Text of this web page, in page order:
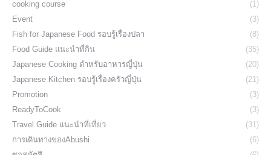
cooking course
(1)
Event
(3)
Fish for Japanese Food รอบรู้เรื่องปลา
(8)
Food Guide แนะนำที่กิน
(35)
Japanese Cooking ตำหรับอาหารญี่ปุ่น
(20)
Japanese Kitchen รอบรู้เรื่องครัวญี่ปุ่น
(21)
Promotion
(3)
ReadyToCook
(3)
Travel Guide แนะนำที่เที่ยว
(31)
การเดินทางของAbushi
(6)